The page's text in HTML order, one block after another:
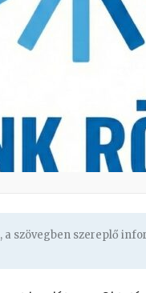
, a szövegben szereplő